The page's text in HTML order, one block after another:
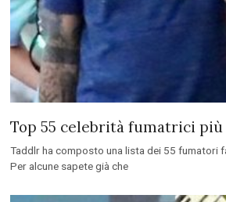
Top 55 celebrità fumatrici più
Taddlr ha composto una lista dei 55 fumatori
Per alcune sapete già che